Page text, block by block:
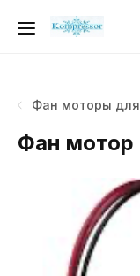
Фан моторы
Фан мотор